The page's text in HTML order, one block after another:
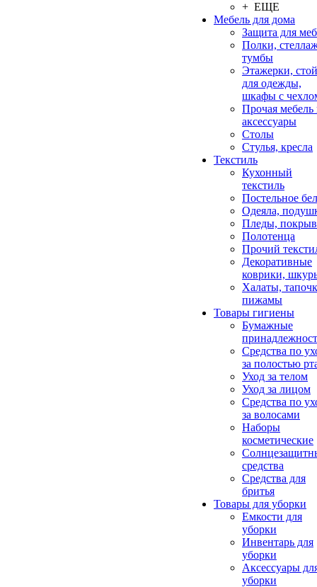
+ ЕЩЕ
Мебель для дома
Защита для
Полки,
тумбы
Этажерки,
для одежды,
шкафы с
Прочая мебель
аксессуары
Столы
Стулья, кресла
Текстиль
Кухонный
текстиль
Постельное
Одеяла,
Пледы,
Полотенца
Прочий
Декоративные
коврики,
Халаты,
пижамы
Товары гигиены
Бумажные
Средства по
за полостью
Уход за телом
Уход за лицом
Средства по
за волосами
Наборы
косметические
средства
Средства для
бритья
Товары для уборки
Емкости для
уборки
Инвентарь для
уборки
Аксессуары
уборки